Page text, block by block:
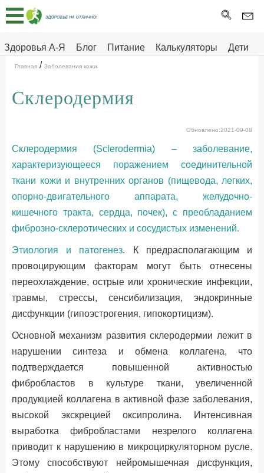
Здоровья А-Я Блог Питание Калькуляторы
Дети
Здоровье на отлично
Главная
Тесты
Про
ДЕТЯМ
Главная / Заболевания кожи
Склеродермия
Обновлено:2021-09-08
Склеродермия (Sclerodermia) – заболевание,
характеризующееся поражением соединительной
ткани кожи и внутренних органов (пищевода, легких,
опорно-двигательного аппарата, желудочно-
кишечного тракта, сердца, почек), с преобладанием
фиброзно-склеротических и сосудистых изменений.
Этиология и патогенез. К предрасполагающим и
провоцирующим факторам могут быть отнесены
переохлаждение, острые или хронические инфекции,
травмы, стрессы, сенсибилизация, эндокринные
дисфункции (гипоэстрогения, гипокортицизм).
Основной механизм развития склеродермии лежит в
нарушении синтеза и обмена коллагена, что
подтверждается повышенной активностью
фибробластов в культуре ткани, увеличенной
продукцией коллагена в активной фазе заболевания,
высокой экскрецией оксипролина. Интенсивная
выработка фибробластами незрелого коллагена
приводит к нарушению в микроциркуляторном русле.
Этому способствуют нейромышечная дисфункция,